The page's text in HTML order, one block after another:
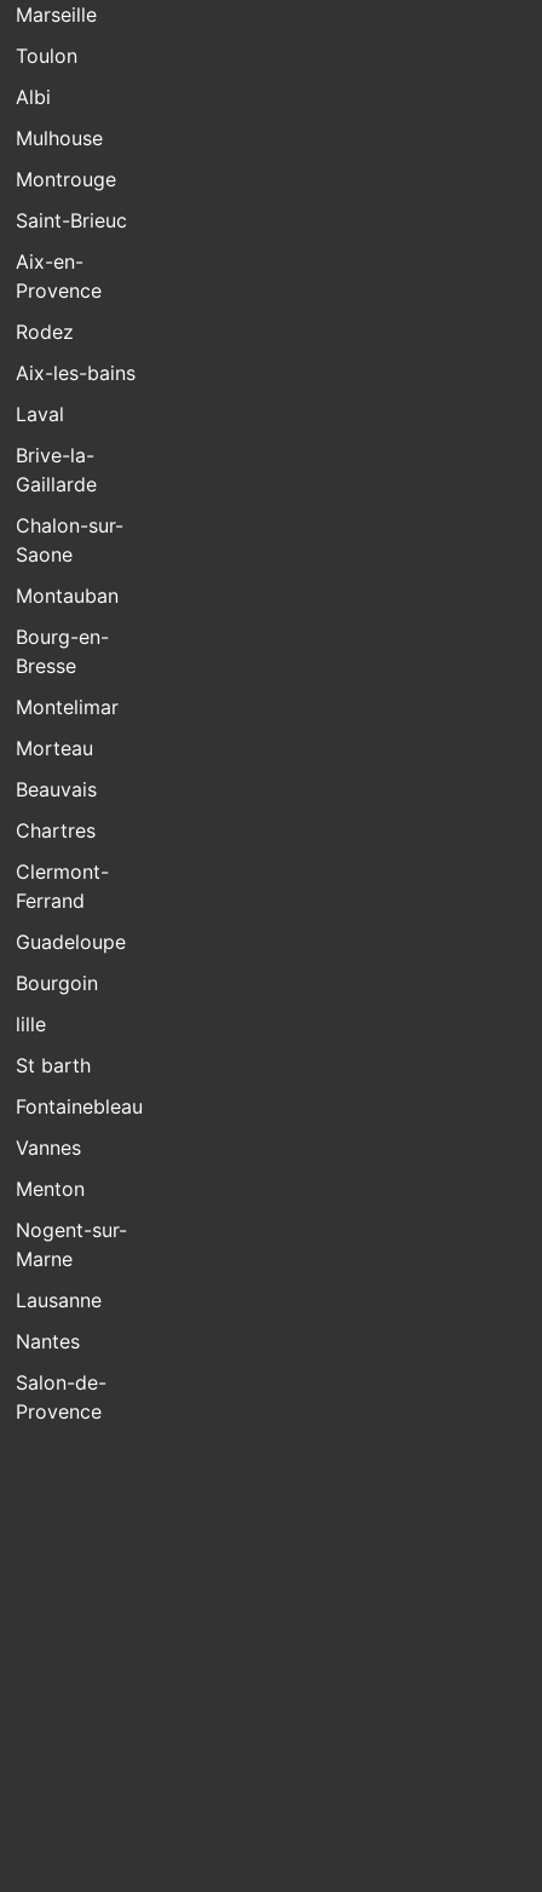
Marseille
Toulon
Albi
Mulhouse
Montrouge
Saint-Brieuc
Aix-en-
Provence
Rodez
Aix-les-bains
Laval
Brive-la-
Gaillarde
Chalon-sur-
Saone
Montauban
Bourg-en-
Bresse
Montelimar
Morteau
Beauvais
Chartres
Clermont-
Ferrand
Guadeloupe
Bourgoin
lille
St barth
Fontainebleau
Vannes
Menton
Nogent-sur-
Marne
Lausanne
Nantes
Salon-de-
Provence